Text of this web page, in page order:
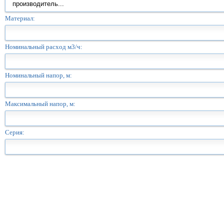
Материал:
Номинальный расход м3/ч:
Номинальный напор, м:
Максимальный напор, м:
Серия: